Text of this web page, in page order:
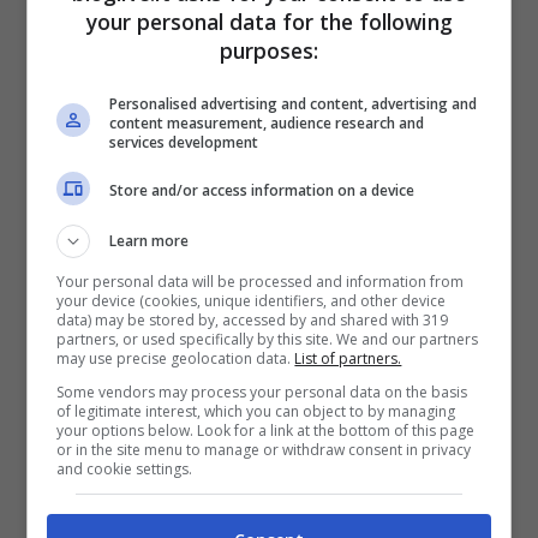
Cosa cambia davvero? Meno tap, più
espressività. Oggi per “dire” una cosa e
“colorarla” devi reagire e poi inviare uno
sticker. Domani potresti farlo in un unico
gesto. Su smartphone, ogni passaggio
risparmiato vale. Soprattutto quando si
chatta in movimento, in treno, con una
mano sola.
Esempi concreti
Esempi concreti. Il capo scrive: “Riunione
spostata alle 17”. Reagisci con la faccina
your personal data for the following
purposes:
Personalised advertising and content, advertising and
content measurement, audience research and
services development
Store and/or access information on a device
Learn more
Your personal data will be processed and information from
your device (cookies, unique identifiers, and other device
data) may be stored by, accessed by and shared with 319
partners, or used specifically by this site. We and our partners
may use precise geolocation data. List of partners.
Some vendors may process your personal data on the basis
of legitimate interest, which you can object to by managing
your options below. Look for a link at the bottom of this page
or in the site menu to manage or withdraw consent in privacy
and cookie settings.